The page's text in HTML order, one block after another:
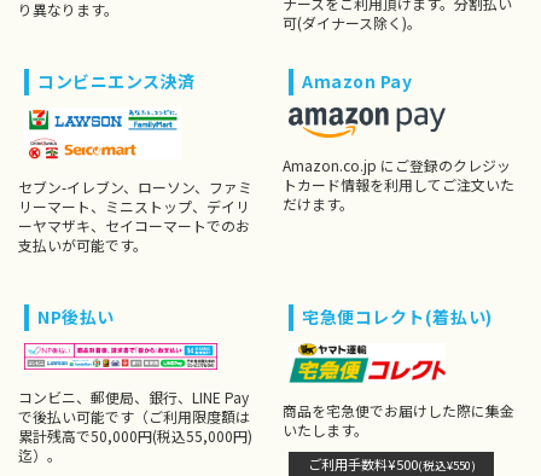
り異なります。
可(ダイナース除く)。
コンビニエンス決済
セブン-イレブン、ローソン、ファミ
リーマート、ミニストップ、デイリ
ーヤマザキ、セイコーマートでのお
支払いが可能です。
Amazon Pay
Amazon.co.jp にご登録のクレジッ
トカード情報を利用してご注文いた
だけます。
NP後払い
コンビニ、郵便局、銀行、LINE Pay
で後払い可能です（ご利用限度額は
累計残高で50,000円(税込55,000円)
迄）。
宅急便コレクト(着払い)
商品を宅急便でお届けした際に集金
いたします。
ご利用手数料¥500(税込¥550)